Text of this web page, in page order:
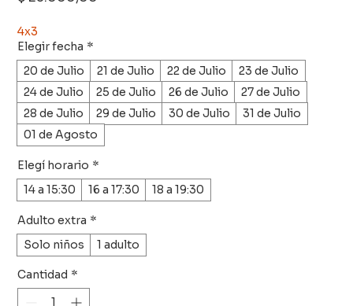
4x3
Elegir fecha *
20 de Julio
21 de Julio 22 de Julio
23 de Julio
24 de Julio
25 de Julio 26 de Julio
27 de Julio
28 de Julio
29 de Julio 30 de Julio
31 de Julio
01 de Agosto
Elegí horario *
14 a 15:30
16 a 17:30 18 a 19:30
Adulto extra *
Solo niños
1 adulto
Cantidad *